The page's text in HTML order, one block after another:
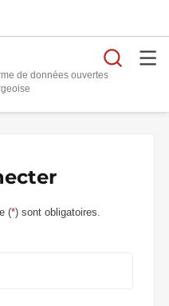
de données ouvertes
(*) sont obligatoires.